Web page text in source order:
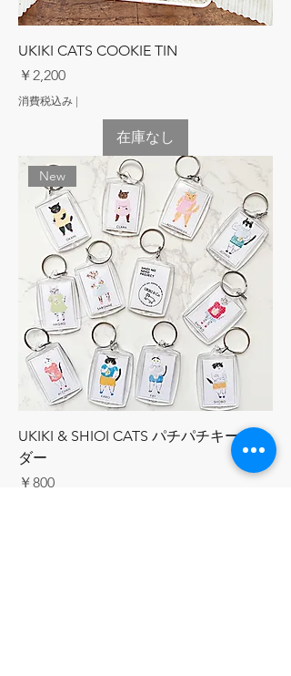
UKIKI CATS COOKIE TIN
価格
￥2,200
消費税込み |
在庫なし
New
UKIKI & SHIOI CATS パチパチキーホル
ダー
価格
￥800